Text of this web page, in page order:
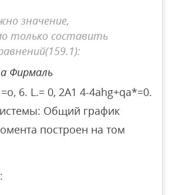
значение,
только составить
Фирмаль
6. L.= 0, 2A1 4-4ahg+qa*=0.
Общий график
построен на том